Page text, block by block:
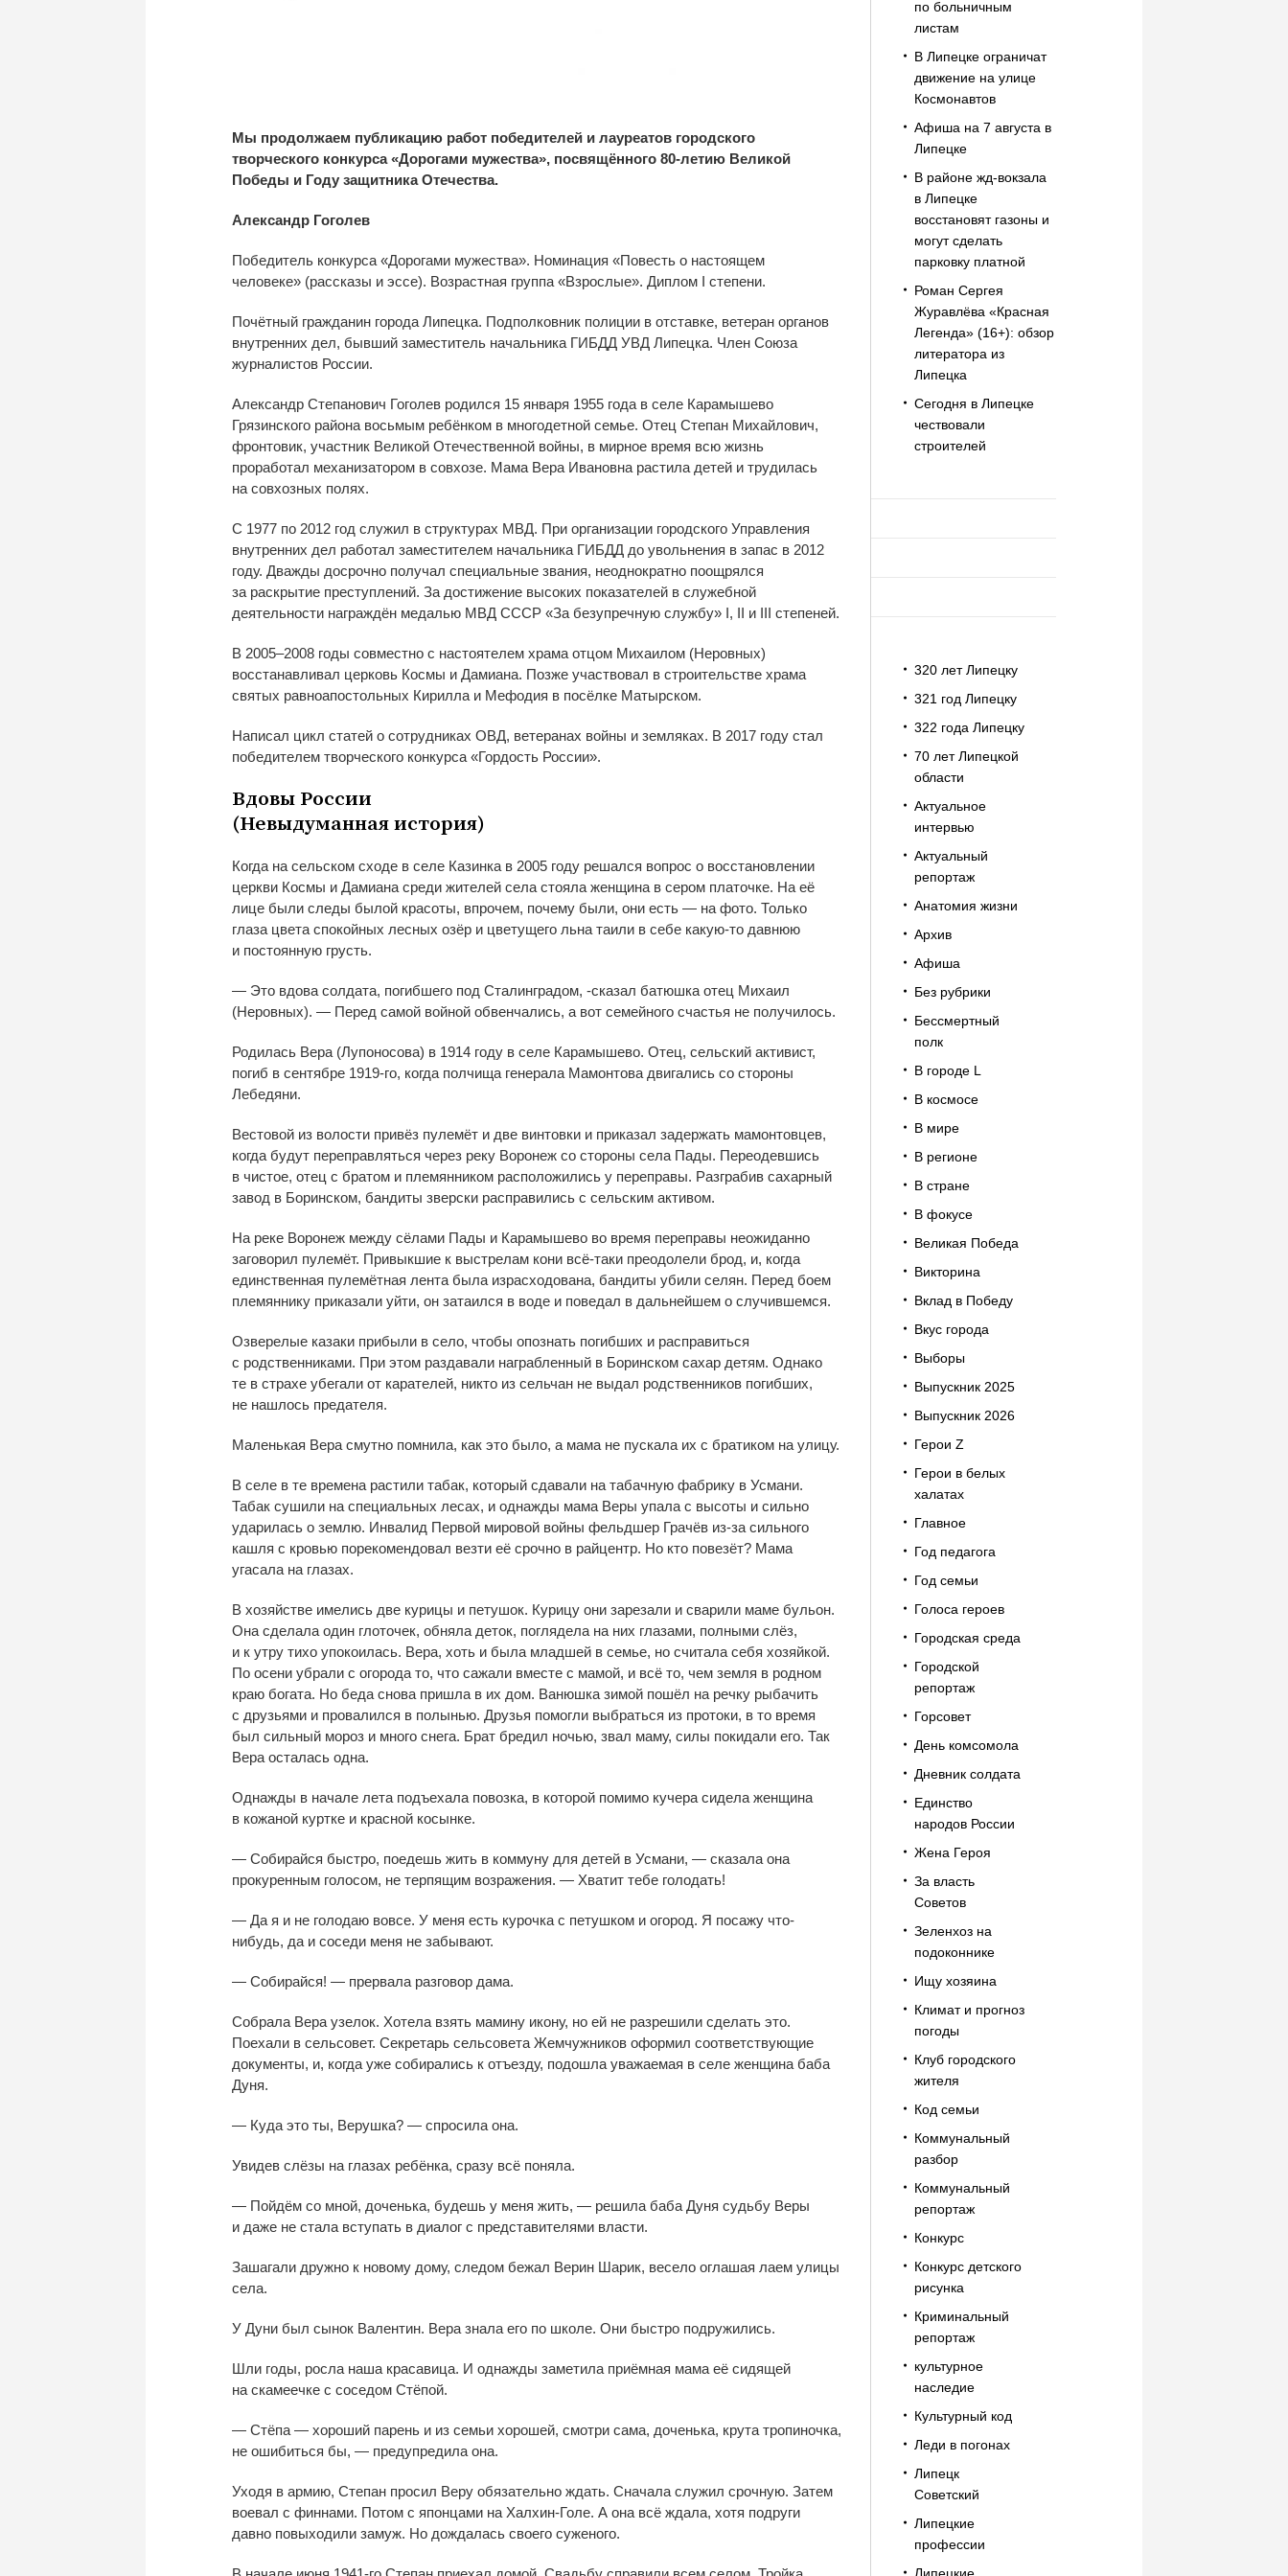
Мы продолжаем публикацию работ победителей и лауреатов городского
творческого конкурса «Дорогами мужества», посвящённого 80-летию Великой
Победы и Году защитника Отечества.
Александр Гоголев
Победитель конкурса «Дорогами мужества». Номинация «Повесть о настоящем
человеке» (рассказы и эссе). Возрастная группа «Взрослые». Диплом I степени.
Почётный гражданин города Липецка. Подполковник полиции в отставке, ветеран органов
внутренних дел, бывший заместитель начальника ГИБДД УВД Липецка. Член Союза
журналистов России.
Александр Степанович Гоголев родился 15 января 1955 года в селе Карамышево
Грязинского района восьмым ребёнком в многодетной семье. Отец Степан Михайлович,
фронтовик, участник Великой Отечественной войны, в мирное время всю жизнь
проработал механизатором в совхозе. Мама Вера Ивановна растила детей и трудилась
на совхозных полях.
С 1977 по 2012 год служил в структурах МВД. При организации городского Управления
внутренних дел работал заместителем начальника ГИБДД до увольнения в запас в 2012
году. Дважды досрочно получал специальные звания, неоднократно поощрялся
за раскрытие преступлений. За достижение высоких показателей в служебной
деятельности награждён медалью МВД СССР «За безупречную службу» I, II и III степеней.
В 2005–2008 годы совместно с настоятелем храма отцом Михаилом (Неровных)
восстанавливал церковь Космы и Дамиана. Позже участвовал в строительстве храма
святых равноапостольных Кирилла и Мефодия в посёлке Матырском.
Написал цикл статей о сотрудниках ОВД, ветеранах войны и земляках. В 2017 году стал
победителем творческого конкурса «Гордость России».
Вдовы России
(Невыдуманная история)
Когда на сельском сходе в селе Казинка в 2005 году решался вопрос о восстановлении
церкви Космы и Дамиана среди жителей села стояла женщина в сером платочке. На её
лице были следы былой красоты, впрочем, почему были, они есть — на фото. Только
глаза цвета спокойных лесных озёр и цветущего льна таили в себе какую-то давнюю
и постоянную грусть.
— Это вдова солдата, погибшего под Сталинградом, -сказал батюшка отец Михаил
(Неровных). — Перед самой войной обвенчались, а вот семейного счастья не получилось.
Родилась Вера (Лупоносова) в 1914 году в селе Карамышево. Отец, сельский активист,
погиб в сентябре 1919-го, когда полчища генерала Мамонтова двигались со стороны
Лебедяни.
Вестовой из волости привёз пулемёт и две винтовки и приказал задержать мамонтовцев,
когда будут переправляться через реку Воронеж со стороны села Пады. Переодевшись
в чистое, отец с братом и племянником расположились у переправы. Разграбив сахарный
завод в Боринском, бандиты зверски расправились с сельским активом.
На реке Воронеж между сёлами Пады и Карамышево во время переправы неожиданно
заговорил пулемёт. Привыкшие к выстрелам кони всё-таки преодолели брод, и, когда
единственная пулемётная лента была израсходована, бандиты убили селян. Перед боем
племяннику приказали уйти, он затаился в воде и поведал в дальнейшем о случившемся.
Озверелые казаки прибыли в село, чтобы опознать погибших и расправиться
с родственниками. При этом раздавали награбленный в Боринском сахар детям. Однако
те в страхе убегали от карателей, никто из сельчан не выдал родственников погибших,
не нашлось предателя.
Маленькая Вера смутно помнила, как это было, а мама не пускала их с братиком на улицу.
В селе в те времена растили табак, который сдавали на табачную фабрику в Усмани.
Табак сушили на специальных лесах, и однажды мама Веры упала с высоты и сильно
ударилась о землю. Инвалид Первой мировой войны фельдшер Грачёв из-за сильного
кашля с кровью порекомендовал везти её срочно в райцентр. Но кто повезёт? Мама
угасала на глазах.
В хозяйстве имелись две курицы и петушок. Курицу они зарезали и сварили маме бульон.
Она сделала один глоточек, обняла деток, поглядела на них глазами, полными слёз,
и к утру тихо упокоилась. Вера, хоть и была младшей в семье, но считала себя хозяйкой.
По осени убрали с огорода то, что сажали вместе с мамой, и всё то, чем земля в родном
краю богата. Но беда снова пришла в их дом. Ванюшка зимой пошёл на речку рыбачить
с друзьями и провалился в полынью. Друзья помогли выбраться из протоки, в то время
был сильный мороз и много снега. Брат бредил ночью, звал маму, силы покидали его. Так
Вера осталась одна.
Однажды в начале лета подъехала повозка, в которой помимо кучера сидела женщина
в кожаной куртке и красной косынке.
— Собирайся быстро, поедешь жить в коммуну для детей в Усмани, — сказала она
прокуренным голосом, не терпящим возражения. — Хватит тебе голодать!
— Да я и не голодаю вовсе. У меня есть курочка с петушком и огород. Я посажу что-
нибудь, да и соседи меня не забывают.
— Собирайся! — прервала разговор дама.
Собрала Вера узелок. Хотела взять мамину икону, но ей не разрешили сделать это.
Поехали в сельсовет. Секретарь сельсовета Жемчужников оформил соответствующие
документы, и, когда уже собирались к отъезду, подошла уважаемая в селе женщина баба
Дуня.
— Куда это ты, Верушка? — спросила она.
Увидев слёзы на глазах ребёнка, сразу всё поняла.
— Пойдём со мной, доченька, будешь у меня жить, — решила баба Дуня судьбу Веры
и даже не стала вступать в диалог с представителями власти.
Зашагали дружно к новому дому, следом бежал Верин Шарик, весело оглашая лаем улицы
села.
У Дуни был сынок Валентин. Вера знала его по школе. Они быстро подружились.
Шли годы, росла наша красавица. И однажды заметила приёмная мама её сидящей
на скамеечке с соседом Стёпой.
— Стёпа — хороший парень и из семьи хорошей, смотри сама, доченька, крута тропиночка,
не ошибиться бы, — предупредила она.
Уходя в армию, Степан просил Веру обязательно ждать. Сначала служил срочную. Затем
воевал с финнами. Потом с японцами на Халхин-Голе. А она всё ждала, хотя подруги
давно повыходили замуж. Но дождалась своего суженого.
по больничным
листам
В Липецке ограничат
движение на улице
Космонавтов
Афиша на 7 августа в
Липецке
В районе жд-вокзала
в Липецке
восстановят газоны и
могут сделать
парковку платной
Роман Сергея
Журавлёва «Красная
Легенда» (16+): обзор
литератора из
Липецка
Сегодня в Липецке
чествовали
строителей
320 лет Липецку
321 год Липецку
322 года Липецку
70 лет Липецкой
области
Актуальное
интервью
Актуальный
репортаж
Анатомия жизни
Архив
Афиша
Без рубрики
Бессмертный
полк
В городе L
В космосе
В мире
В регионе
В стране
В фокусе
Великая Победа
Викторина
Вклад в Победу
Вкус города
Выборы
Выпускник 2025
Выпускник 2026
Герои Z
Герои в белых
халатах
Главное
Год педагога
Год семьи
Голоса героев
Городская среда
Городской
репортаж
Горсовет
День комсомола
Дневник солдата
Единство
народов России
Жена Героя
За власть
Советов
Зеленхоз на
подоконнике
Ищу хозяина
Климат и прогноз
погоды
Клуб городского
жителя
Код семьи
Коммунальный
разбор
Коммунальный
репортаж
Конкурс
Конкурс детского
рисунка
Криминальный
репортаж
культурное
наследие
Культурный код
Леди в погонах
Липецк
Советский
Липецкие
профессии